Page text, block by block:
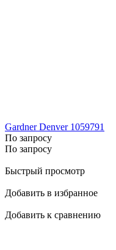
Gardner Denver 1059791
По запросу
По запросу
Быстрый просмотр
Добавить в избранное
Добавить к сравнению